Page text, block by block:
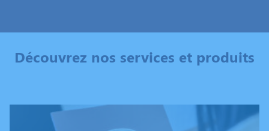
Découvrez nos services et produits